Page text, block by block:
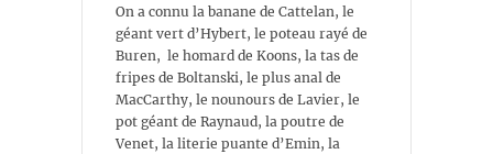
On a connu la banane de Cattelan, le
géant vert d’Hybert, le poteau rayé de
Buren, le homard de Koons, la tas de
fripes de Boltanski, le plus anal de
MacCarthy, le nounours de Lavier, le
pot géant de Raynaud, la poutre de
Venet, la literie puante d’Emin, la